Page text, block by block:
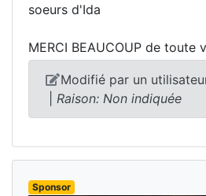
soeurs d'Ida
MERCI BEAUCOUP de toute
Modifié par un
Raison: Non indiquée
Sponsor